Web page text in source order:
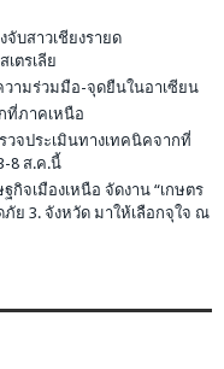
จับสาวเชียงรายด
ตรเลีย
ามร่วมมือ-จุดยืนในอาเซียน
ที่ภาคเหนือ
จประเมินทางเทคนิคจากที่
8 ส.ค.นี้
จเมืองเหนือ จัดงาน “เกษตร
ภัย 3. จังหวัด มาให้เลือกจุใจ ณ